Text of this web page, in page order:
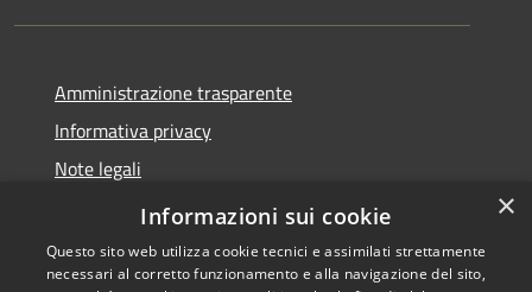
Amministrazione trasparente
Informativa privacy
Note legali
Dichiarazione di accessibilità
×
Informazioni sui cookie
Questo sito web utilizza cookie tecnici e assimilati strettamente
necessari al corretto funzionamento e alla navigazione del sito,